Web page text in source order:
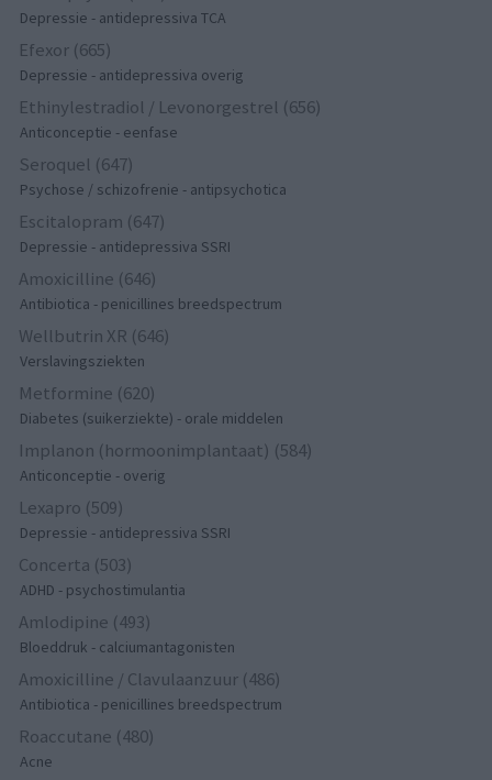
Depressie - antidepressiva TCA
Efexor (665)
Depressie - antidepressiva overig
Ethinylestradiol / Levonorgestrel (656)
Anticonceptie - eenfase
Seroquel (647)
Psychose / schizofrenie - antipsychotica
Escitalopram (647)
Depressie - antidepressiva SSRI
Amoxicilline (646)
Antibiotica - penicillines breedspectrum
Wellbutrin XR (646)
Verslavingsziekten
Metformine (620)
Diabetes (suikerziekte) - orale middelen
Implanon (hormoonimplantaat) (584)
Anticonceptie - overig
Lexapro (509)
Depressie - antidepressiva SSRI
Concerta (503)
ADHD - psychostimulantia
Amlodipine (493)
Bloeddruk - calciumantagonisten
Amoxicilline / Clavulaanzuur (486)
Antibiotica - penicillines breedspectrum
Roaccutane (480)
Acne